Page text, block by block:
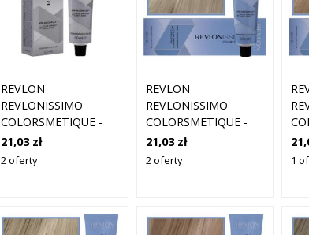
REVLON
REVLONISSIMO
COLORSMETIQUE -
KREMOWA FARBA DO
WŁOSÓW, 60ML 8,45
| JASNY MIEDZIANY
21,03 zł
2 oferty
REVLON
REVLONISSIMO
COLORSMETIQUE -
KREMOWA FARBA DO
WŁOSÓW, 60ML 8,01
| JASNY NATURALNY
21,03 zł
2 oferty 1